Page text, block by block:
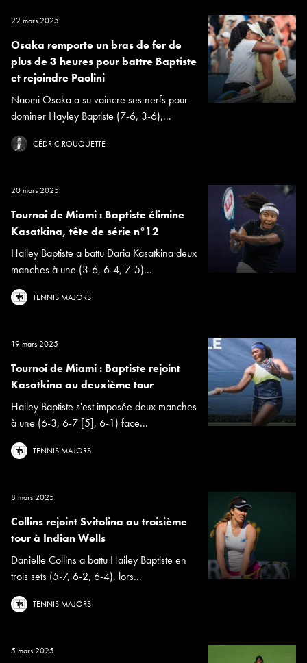
22 mars 2025
Osaka remporte un bras de fer de
plus de 3 heures pour battre Baptiste
et rejoindre Paolini
Naomi Osaka a su vaincre ses nerfs pour
dominer Hayley Baptiste (7-6, 3-6),...
CÉDRIC ROUQUETTE
20 mars 2025
Tournoi de Miami : Baptiste élimine
Kasatkina, tête de série n°12
Hailey Baptiste a battu Daria Kasatkina deux
manches à une (3-6, 6-4, 7-5)...
TENNIS MAJORS
19 mars 2025
Tournoi de Miami : Baptiste rejoint
Kasatkina au deuxième tour
Hailey Baptiste s'est imposée deux manches
à une (6-3, 6-7 [5], 6-1) face...
TENNIS MAJORS
8 mars 2025
Collins rejoint Svitolina au troisième
tour à Indian Wells
Danielle Collins a battu Hailey Baptiste en
trois sets (5-7, 6-2, 6-4), lors...
TENNIS MAJORS
5 mars 2025